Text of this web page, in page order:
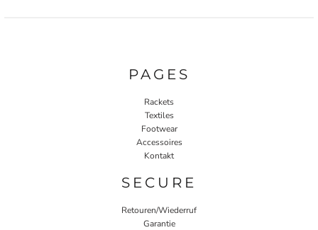
PAGES
Rackets
Textiles
Footwear
Accessoires
Kontakt
SECURE
Retouren/Wiederruf
Garantie